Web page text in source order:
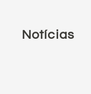
Notícias